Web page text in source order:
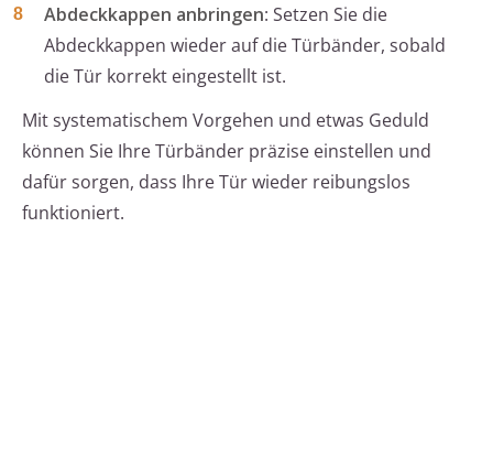
Abdeckkappen anbringen: Setzen Sie die
Abdeckkappen wieder auf die Türbänder, sobald
die Tür korrekt eingestellt ist.
Mit systematischem Vorgehen und etwas Geduld
können Sie Ihre Türbänder präzise einstellen und
dafür sorgen, dass Ihre Tür wieder reibungslos
funktioniert.